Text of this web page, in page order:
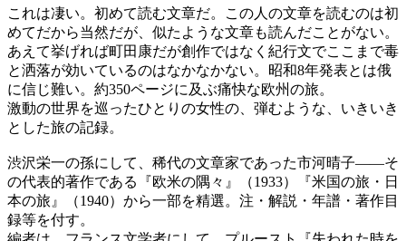
これは凄い。初めて読む文章だ。この人の文章を読むのは初
めてだから当然だが、似たような文章も読んだことがない。
あえて挙げれば町田康だが創作ではなく紀行文でここまで毒
と洒落が効いているのはなかなかない。昭和8年発表とは俄
に信じ難い。約350ページに及ぶ痛快な欧州の旅。
激動の世界を巡ったひとりの女性の、弾むような、いきいき
とした旅の記録。
渋沢栄一の孫にして、稀代の文章家であった市河晴子――そ
の代表的著作である『欧米の隅々』（1933）『米国の旅・日
本の旅』（1940）から一部を精選。注・解説・年譜・著作目
録等を付す。